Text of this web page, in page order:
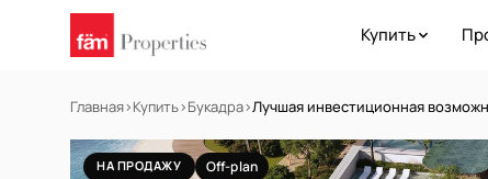
Купить
Главная›Купить›Букадра›Лучшая инвестиционная
НА ПРОДАЖУ Off-plan